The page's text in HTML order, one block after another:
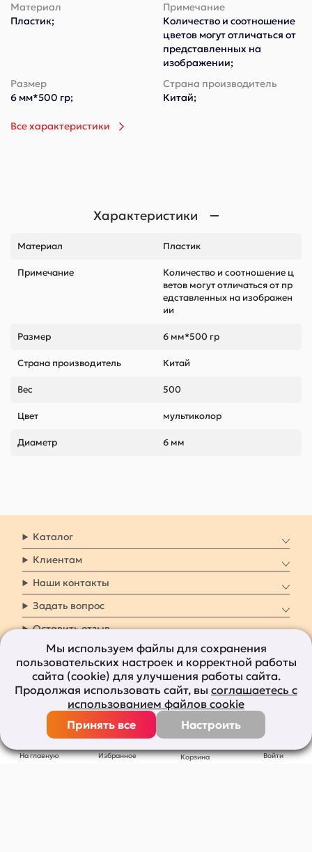
На главную Избранное Корзина Войти
Материал
Пластик;
Примечание
Количество и соотношение
цветов могут отличаться от
представленных на
изображении;
Размер
6 мм*500 гр;
Страна производитель
Китай;
Все характеристики
Характеристики
Материал Пластик
Примечание
Количество и соотношение ц
ветов могут отличаться от пр
едставленных на изображен
ии
Размер 6 мм*500 гр
Страна производитель Китай
Вес 500
Цвет мультиколор
Диаметр 6 мм
Каталог
Клиентам
Наши контакты
Задать вопрос
Оставить отзыв
8 800 7009 161 Заказать звонок
Наши социальные
сети
Все права защищены © 2011-2026bolshepodarkov.ru
Мы используем файлы для сохранения
пользовательских настроек и корректной работы
сайта (cookie) для улучшения работы сайта.
Продолжая использовать сайт, вы соглашаетесь с
использованием файлов cookie
Принять все
Настроить